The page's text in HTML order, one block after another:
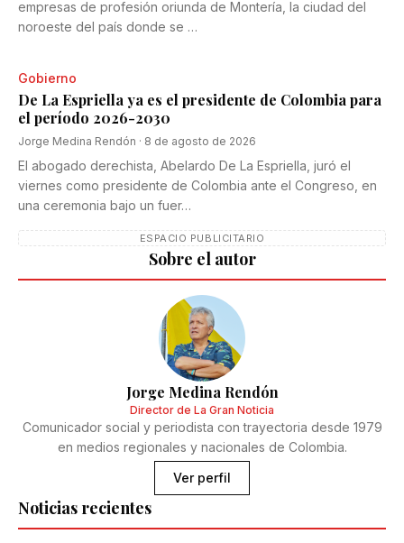
empresas de profesión oriunda de Montería, la ciudad del
noroeste del país donde se …
Gobierno
De La Espriella ya es el presidente de Colombia para
el período 2026-2030
Jorge Medina Rendón · 8 de agosto de 2026
El abogado derechista, Abelardo De La Espriella, juró el
viernes como presidente de Colombia ante el Congreso, en
una ceremonia bajo un fuer…
ESPACIO PUBLICITARIO
Noticias recientes
Sobre el autor
Jorge Medina Rendón
Director de La Gran Noticia
Comunicador social y periodista con trayectoria desde 1979
en medios regionales y nacionales de Colombia.
Ver perfil